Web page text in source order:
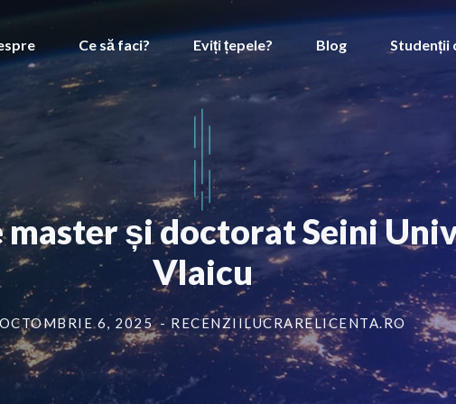
Ce să faci? Eviți țepele? Blog Studenții
master și doctorat Seini
Vlaicu
OCTOMBRIE 6, 2025 - RECENZIILUCRARELICENTA.RO